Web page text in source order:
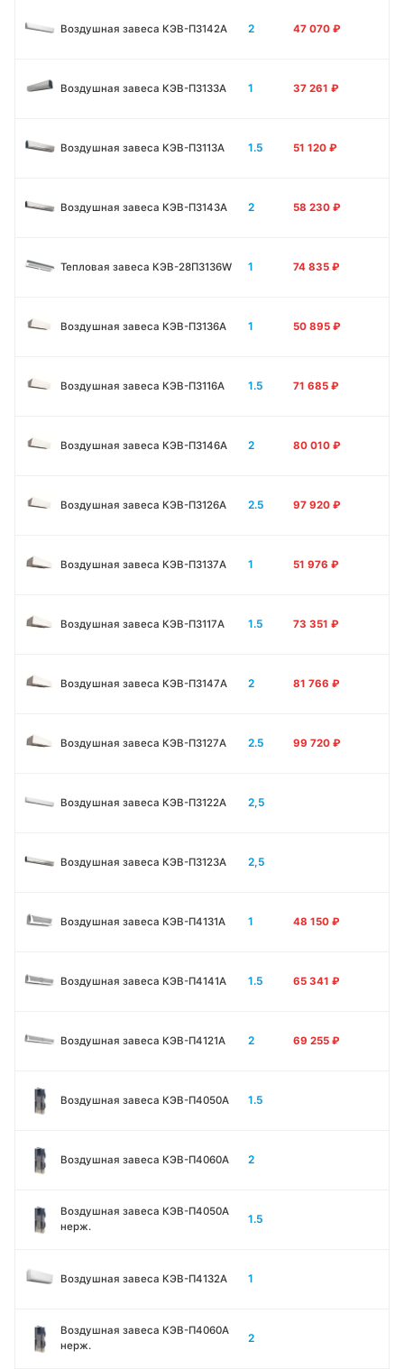
Воздушная завеса КЭВ-П3142A 2 47 070 ₽
Воздушная завеса КЭВ-П3133А 1 37 261 ₽
Воздушная завеса КЭВ-П3113А 1.5 51 120 ₽
Воздушная завеса КЭВ-П3143А 2 58 230 ₽
Тепловая завеса КЭВ-28П3136W 1 74 835 ₽
Воздушная завеса КЭВ-П3136A 1 50 895 ₽
Воздушная завеса КЭВ-П3116A 1.5 71 685 ₽
Воздушная завеса КЭВ-П3146A 2 80 010 ₽
Воздушная завеса КЭВ-П3126A 2.5 97 920 ₽
Воздушная завеса КЭВ-П3137A 1 51 976 ₽
Воздушная завеса КЭВ-П3117A 1.5 73 351 ₽
Воздушная завеса КЭВ-П3147A 2 81 766 ₽
Воздушная завеса КЭВ-П3127A 2.5 99 720 ₽
Воздушная завеса КЭВ-П3122A 2,5
Воздушная завеса КЭВ-П3123A 2,5
Воздушная завеса КЭВ-П4131A 1 48 150 ₽
Воздушная завеса КЭВ-П4141A 1.5 65 341 ₽
Воздушная завеса КЭВ-П4121A 2 69 255 ₽
Воздушная завеса КЭВ-П4050A 1.5
Воздушная завеса КЭВ-П4060A 2
Воздушная завеса КЭВ-П4050A
нерж.
1.5
Воздушная завеса КЭВ-П4132A 1
Воздушная завеса КЭВ-П4060A
нерж.
2